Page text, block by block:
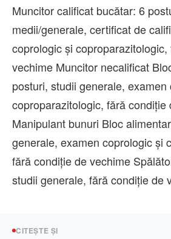
Muncitor calificat bucătar: 6
medii/generale, certificat de
coprologic și
vechime Muncitor necalificat
posturi, studii generale, examen
coproparazitologic, fără condiție
Manipulant bunuri Bloc
generale, examen coprologic și
fără condiție de vechime
studii generale, fără condiție de
CITEȘTE ȘI